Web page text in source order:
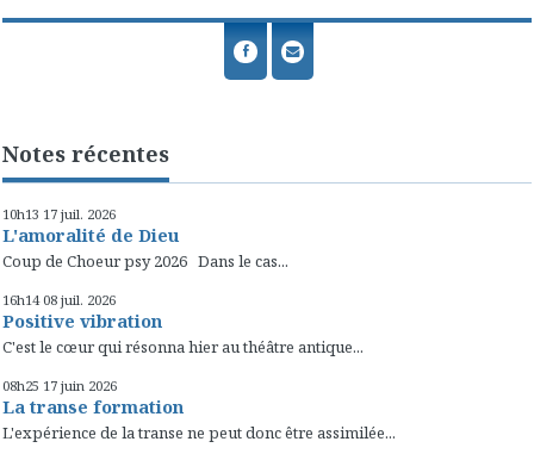
Notes récentes
10h13 17 juil. 2026
L'amoralité de Dieu
Coup de Choeur psy 2026 Dans le cas...
16h14 08 juil. 2026
Positive vibration
C'est le cœur qui résonna hier au théâtre antique...
08h25 17 juin 2026
La transe formation
L'expérience de la transe ne peut donc être assimilée...